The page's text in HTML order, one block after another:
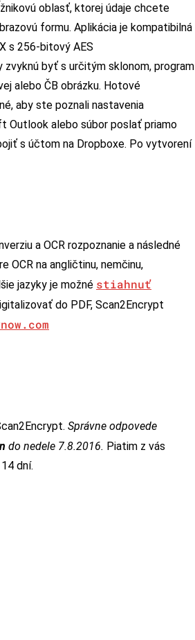
oblasť, ktorej údaje chcete
formu. Aplikácia je kompatibilná
s 256-bitový AES
byť s určitým sklonom, program
alebo ČB obrázku. Hotové
aby ste poznali nastavenia
Outlook alebo súbor poslať priamo
s účtom na Dropboxe. Po vytvorení
a OCR rozpoznanie a následné
OCR na angličtinu, nemčinu,
jazyky je možné stiahnuť
do PDF, Scan2Encrypt
Správne odpovede
do nedele 7.8.2016. Piatim z vás
dní.